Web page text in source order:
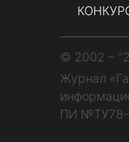
© 2002 –
Журнал
ПИ